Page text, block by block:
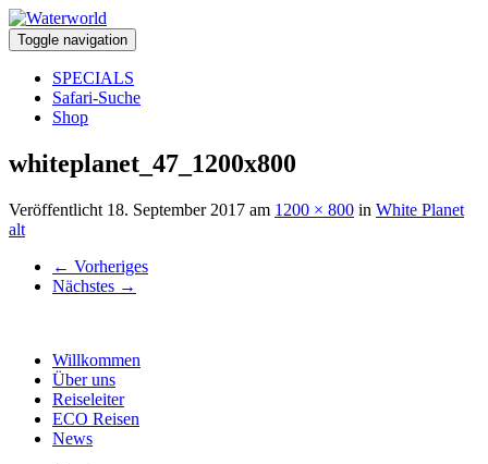
Toggle navigation
SPECIALS
Safari-Suche
Shop
whiteplanet_47_1200x800
Veröffentlicht 18. September 2017 am 1200 × 800 in White Planet
alt
← Vorheriges
Nächstes →
Willkommen
Über uns
Reiseleiter
ECO Reisen
News